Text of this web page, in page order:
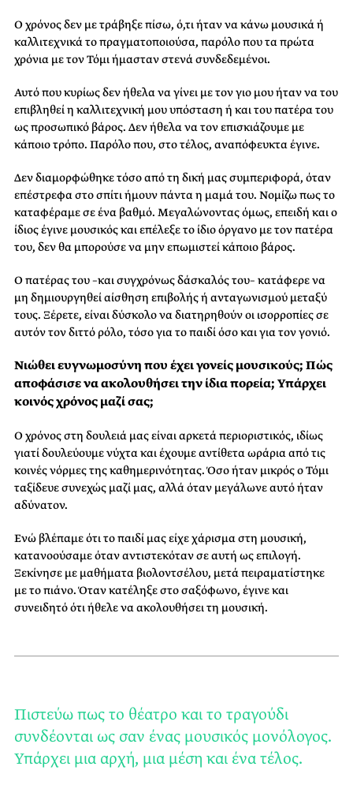
Ο χρόνος δεν με τράβηξε πίσω, ό,τι ήταν να κάνω μουσικά ή
καλλιτεχνικά το πραγματοποιούσα, παρόλο που τα πρώτα
χρόνια με τον Τόμι ήμασταν στενά συνδεδεμένοι.
Αυτό που κυρίως δεν ήθελα να γίνει με τον γιο μου ήταν να του
επιβληθεί η καλλιτεχνική μου υπόσταση ή και του πατέρα του
ως προσωπικό βάρος. Δεν ήθελα να τον επισκιάζουμε με
κάποιο τρόπο. Παρόλο που, στο τέλος, αναπόφευκτα έγινε.
Δεν διαμορφώθηκε τόσο από τη δική μας συμπεριφορά, όταν
επέστρεφα στο σπίτι ήμουν πάντα η μαμά του. Νομίζω πως το
καταφέραμε σε ένα βαθμό. Μεγαλώνοντας όμως, επειδή και ο
ίδιος έγινε μουσικός και επέλεξε το ίδιο όργανο με τον πατέρα
του, δεν θα μπορούσε να μην επωμιστεί κάποιο βάρος.
Ο πατέρας του –και συγχρόνως δάσκαλός του– κατάφερε να
μη δημιουργηθεί αίσθηση επιβολής ή ανταγωνισμού μεταξύ
τους. Ξέρετε, είναι δύσκολο να διατηρηθούν οι ισορροπίες σε
αυτόν τον διττό ρόλο, τόσο για το παιδί όσο και για τον γονιό.
Νιώθει ευγνωμοσύνη που έχει γονείς μουσικούς; Πώς
αποφάσισε να ακολουθήσει την ίδια πορεία; Υπάρχει
κοινός χρόνος μαζί σας;
Ο χρόνος στη δουλειά μας είναι αρκετά περιοριστικός, ιδίως
γιατί δουλεύουμε νύχτα και έχουμε αντίθετα ωράρια από τις
κοινές νόρμες της καθημερινότητας. Όσο ήταν μικρός ο Τόμι
ταξίδευε συνεχώς μαζί μας, αλλά όταν μεγάλωνε αυτό ήταν
αδύνατον.
Ενώ βλέπαμε ότι το παιδί μας είχε χάρισμα στη μουσική,
κατανοούσαμε όταν αντιστεκόταν σε αυτή ως επιλογή.
Ξεκίνησε με μαθήματα βιολοντσέλου, μετά πειραματίστηκε
με το πιάνο. Όταν κατέληξε στο σαξόφωνο, έγινε και
συνειδητό ότι ήθελε να ακολουθήσει τη μουσική.
Πιστεύω πως το θέατρο και το τραγούδι
συνδέονται ως σαν ένας μουσικός μονόλογος.
Υπάρχει μια αρχή, μια μέση και ένα τέλος.